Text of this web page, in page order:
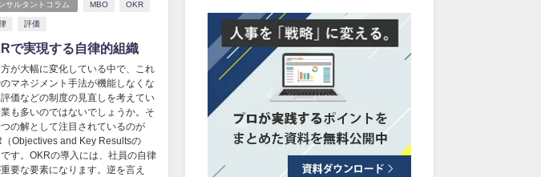
サルタントコラム MBO OKR
評価
で実現する自律的組織
が大幅に変化している中で、これ
のマネジメント手法が機能しなくな
評価などの制度の見直しを考えてい
も多いのではないでしょうか。そ
の解として注目されているのが
（Objectives and Key Resultsの
す。OKRの導入には、社員の自律
要な要素になります。逆を言え